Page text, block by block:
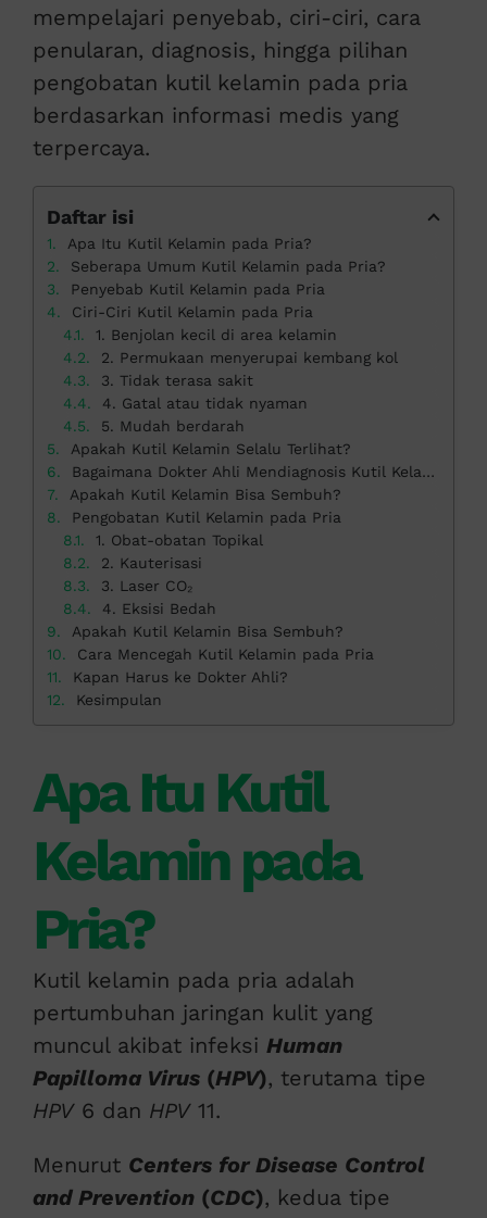
mempelajari penyebab, ciri-ciri, cara
penularan, diagnosis, hingga pilihan
pengobatan kutil kelamin pada pria
berdasarkan informasi medis yang
terpercaya.
Daftar isi
Apa Itu Kutil Kelamin pada Pria?
Seberapa Umum Kutil Kelamin pada Pria?
Penyebab Kutil Kelamin pada Pria
Ciri-Ciri Kutil Kelamin pada Pria
1. Benjolan kecil di area kelamin
2. Permukaan menyerupai kembang kol
3. Tidak terasa sakit
4. Gatal atau tidak nyaman
5. Mudah berdarah
Apakah Kutil Kelamin Selalu Terlihat?
Bagaimana Dokter Ahli Mendiagnosis Kutil Kelamin?
Apakah Kutil Kelamin Bisa Sembuh?
Pengobatan Kutil Kelamin pada Pria
1. Obat-obatan Topikal
2. Kauterisasi
3. Laser CO₂
4. Eksisi Bedah
Apakah Kutil Kelamin Bisa Sembuh?
Cara Mencegah Kutil Kelamin pada Pria
Kapan Harus ke Dokter Ahli?
Kesimpulan
Apa Itu Kutil
Kelamin pada
Pria?
Kutil kelamin pada pria adalah
pertumbuhan jaringan kulit yang
muncul akibat infeksi Human
Papilloma Virus(HPV), terutama tipe
HPV6 dan HPV11.
Menurut Centers for Disease Control
and Prevention(CDC), kedua tipe